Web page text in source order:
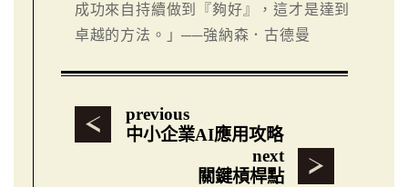
成功來自持續做到『夠好』，這才是達到
卓越的方法。」──強納森．古德曼
previous
中小企業AI應用攻略
next
關鍵槓桿點